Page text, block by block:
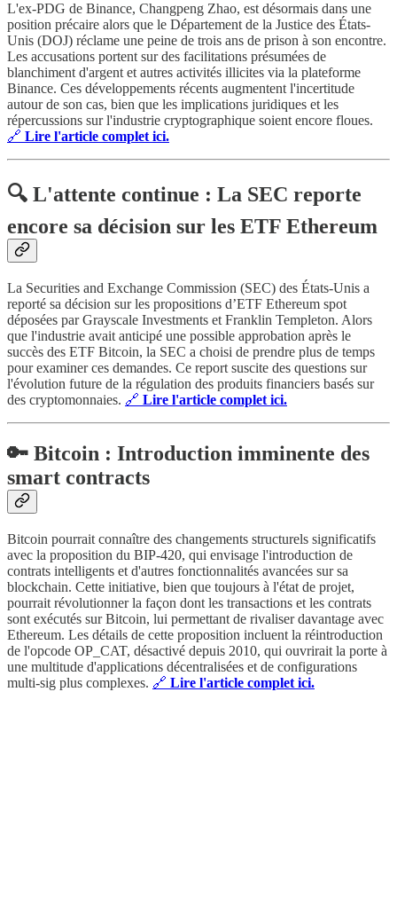
L'ex-PDG de Binance, Changpeng Zhao, est désormais dans une
position précaire alors que le Département de la Justice des États-
Unis (DOJ) réclame une peine de trois ans de prison à son encontre.
Les accusations portent sur des facilitations présumées de
blanchiment d'argent et autres activités illicites via la plateforme
Binance. Ces développements récents augmentent l'incertitude
autour de son cas, bien que les implications juridiques et les
répercussions sur l'industrie cryptographique soient encore floues.
🔗 Lire l'article complet ici.
🔍 L'attente continue : La SEC reporte
encore sa décision sur les ETF Ethereum
La Securities and Exchange Commission (SEC) des États-Unis a
reporté sa décision sur les propositions d’ETF Ethereum spot
déposées par Grayscale Investments et Franklin Templeton. Alors
que l'industrie avait anticipé une possible approbation après le
succès des ETF Bitcoin, la SEC a choisi de prendre plus de temps
pour examiner ces demandes. Ce report suscite des questions sur
l'évolution future de la régulation des produits financiers basés sur
des cryptomonnaies. 🔗 Lire l'article complet ici.
🔑 Bitcoin : Introduction imminente des
smart contracts
Bitcoin pourrait connaître des changements structurels significatifs
avec la proposition du BIP-420, qui envisage l'introduction de
contrats intelligents et d'autres fonctionnalités avancées sur sa
blockchain. Cette initiative, bien que toujours à l'état de projet,
pourrait révolutionner la façon dont les transactions et les contrats
sont exécutés sur Bitcoin, lui permettant de rivaliser davantage avec
Ethereum. Les détails de cette proposition incluent la réintroduction
de l'opcode OP_CAT, désactivé depuis 2010, qui ouvrirait la porte à
une multitude d'applications décentralisées et de configurations
multi-sig plus complexes. 🔗 Lire l'article complet ici.